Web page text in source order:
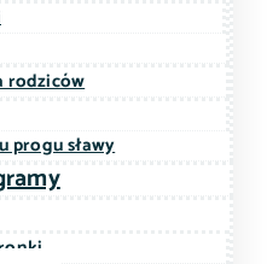
rodziców
progu sławy